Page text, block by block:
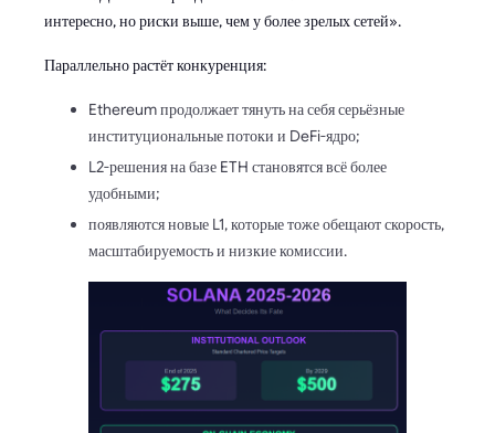
интересно, но риски выше, чем у более зрелых сетей».
Параллельно растёт конкуренция:
Ethereum продолжает тянуть на себя серьёзные
институциональные потоки и DeFi-ядро;
L2-решения на базе ETH становятся всё более
удобными;
появляются новые L1, которые тоже обещают скорость,
масштабируемость и низкие комиссии.